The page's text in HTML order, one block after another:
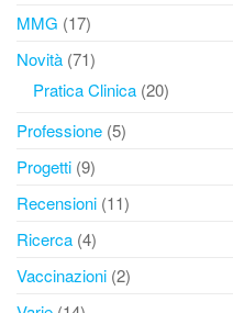
MMG (17)
Novità (71)
Pratica Clinica (20)
Professione (5)
Progetti (9)
Recensioni (11)
Ricerca (4)
Vaccinazioni (2)